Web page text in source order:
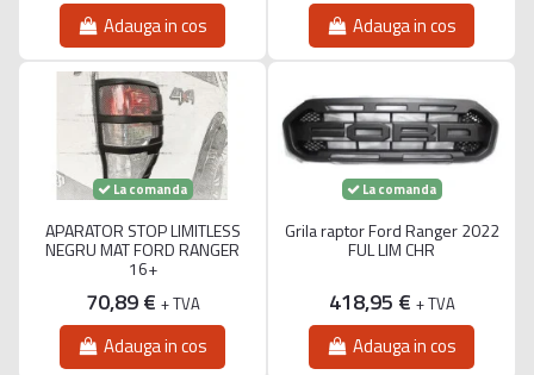
Adauga in cos Adauga in cos
La comanda
APARATOR STOP LIMITLESS
NEGRU MAT FORD RANGER
16+
70,89 € + TVA
Adauga in cos
La comanda
Grila raptor Ford Ranger 2022
FUL LIM CHR
418,95 € + TVA
Adauga in cos